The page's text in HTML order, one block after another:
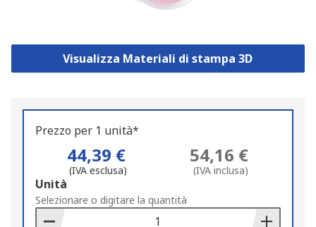
Visualizza Materiali di stampa 3D
Prezzo per 1 unità*
44,39 €
(IVA esclusa)
54,16 €
(IVA inclusa)
Add
to
Basket
Unità
Selezionare o digitare la quantità